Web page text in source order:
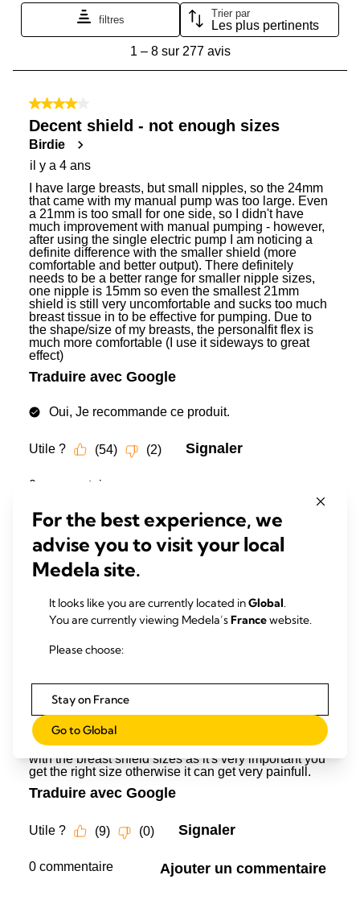
For the best experience, we
advise you to visit your local
Medela site.
It looks like you are currently located inGlobal.
You are currently viewing Medela’sFrancewebsite.
Please choose:
Stay on France
Go to Global